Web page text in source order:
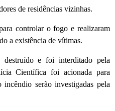
de residências vizinhas.
controlar o fogo e realizaram
a existência de vítimas.
e foi interditado pela
Científica foi acionada para
serão investigadas pela